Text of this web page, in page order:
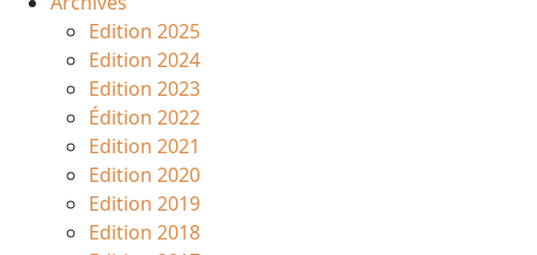
Edition 2025
Edition 2024
Edition 2023
Édition 2022
Edition 2021
Edition 2020
Edition 2019
Edition 2018